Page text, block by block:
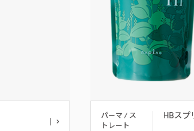
パーマ / ス
トレート
HBスプ